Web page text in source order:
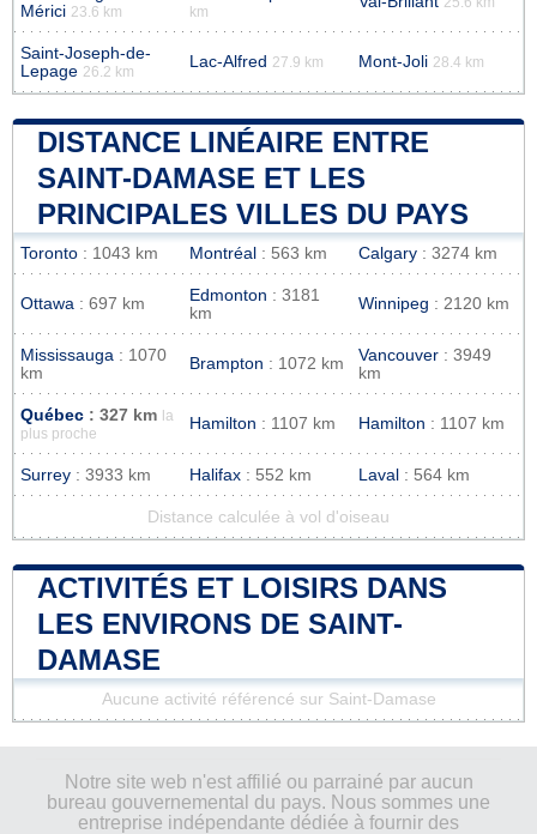
Mérici 23.6 km
km
Saint-Joseph-de-
Lepage 26.2 km
Lac-Alfred 27.9 km Mont-Joli 28.4 km
DISTANCE LINÉAIRE ENTRE
SAINT-DAMASE ET LES
PRINCIPALES VILLES DU PAYS
Toronto : 1043 km Montréal : 563 km Calgary : 3274 km
Ottawa : 697 km Edmonton : 3181
km
Winnipeg : 2120 km
Mississauga : 1070
km
Brampton : 1072 km Vancouver : 3949
km
Québec : 327 km
la
plus proche
Hamilton : 1107 km Hamilton : 1107 km
Surrey : 3933 km Halifax : 552 km Laval : 564 km
Distance calculée à vol d'oiseau
ACTIVITÉS ET LOISIRS DANS
LES ENVIRONS DE SAINT-
DAMASE
Aucune activité référencé sur Saint-Damase
Notre site web n'est affilié ou parrainé par aucun
bureau gouvernemental du pays. Nous sommes une
entreprise indépendante dédiée à fournir des